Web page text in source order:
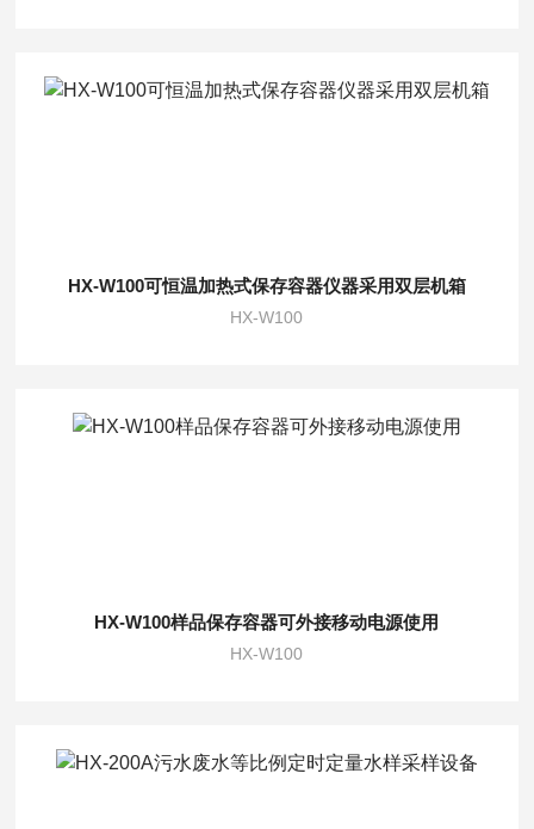
HX-W100可恒温加热式保存容器仪器采用双层机箱
HX-W100
HX-W100样品保存容器可外接移动电源使用
HX-W100